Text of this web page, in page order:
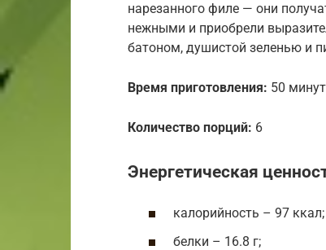
нарезанного филе — они
нежными и приобрели
батоном, душистой зеленью и
Время приготовления: 50 минут
Количество порций: 6
Энергетическая
калорийность – 97 ккал;
белки – 16.8 г;